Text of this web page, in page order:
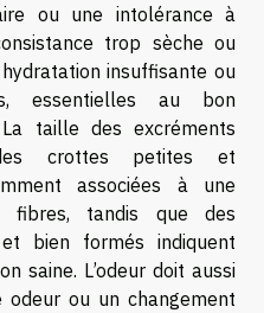
ou une intolérance à
trop sèche ou
insuffisante ou
essentielles au bon
taille des excréments
crottes petites et
associées à une
fibres, tandis que des
bien formés indiquent
saine. L’odeur doit aussi
ou un changement